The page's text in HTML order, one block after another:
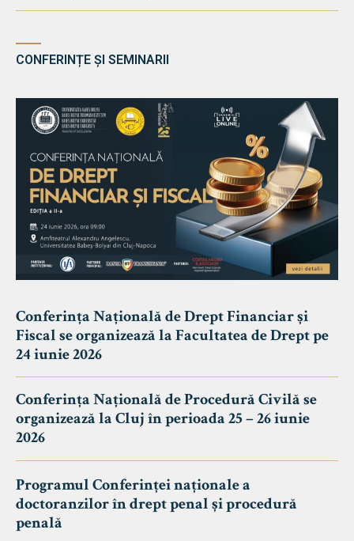
CONFERINȚE ȘI SEMINARII
Conferința Națională de Drept Financiar și
Fiscal se organizează la Facultatea de Drept pe
24 iunie 2026
Conferința Națională de Procedură Civilă se
organizează la Cluj în perioada 25 – 26 iunie
2026
Programul Conferinței naționale a
doctoranzilor în drept penal și procedură
penală